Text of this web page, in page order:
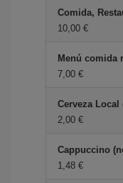
Comida,
10,00 €
Menú comida
7,00 €
Cerveza
2,00 €
Cappuccino
1,48 €